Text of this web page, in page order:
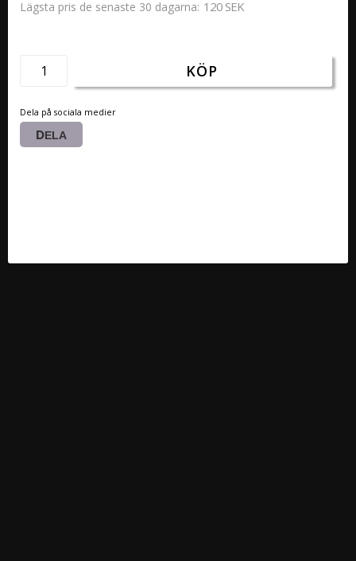
Lägsta pris de senaste 30 dagarna 120 SEK
KÖP
Dela på sociala medier
DELA